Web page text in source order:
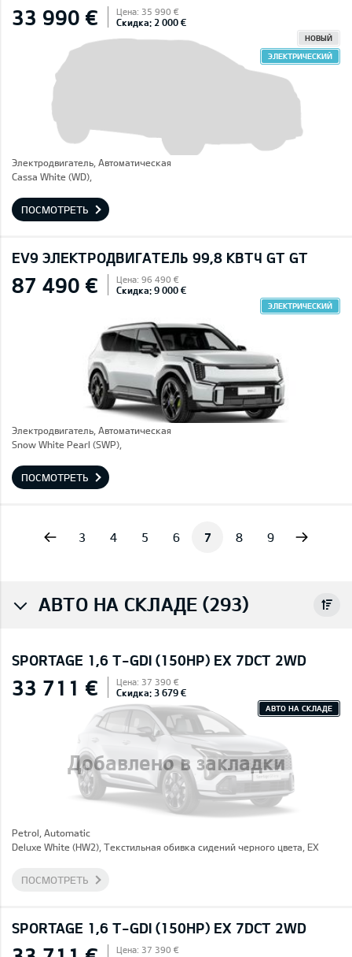
33 990 € Цена: 35 990 €
Скидка: 2 000 €
НОВЫЙ
ЭЛЕКТРИЧЕСКИЙ
Электродвигатель, Автоматическая
Cassa White (WD),
ПОСМОТРЕТЬ
EV9 ЭЛЕКТРОДВИГАТЕЛЬ 99,8 КВТЧ GT GT
87 490 € Цена: 96 490 €
Скидка: 9 000 €
ЭЛЕКТРИЧЕСКИЙ
Электродвигатель, Автоматическая
Snow White Pearl (SWP),
ПОСМОТРЕТЬ
3 4 5 6 7 8 9
АВТО НА СКЛАДЕ (293)
SPORTAGE 1,6 T-GDI (150HP) EX 7DCT 2WD
Добавлено в закладки
33 711 € Цена: 37 390 €
Скидка: 3 679 €
АВТО НА СКЛАДЕ
Petrol, Automatic
Deluxe White (HW2), Текстильная обивка сидений черного цвета, EX
ПОСМОТРЕТЬ
SPORTAGE 1,6 T-GDI (150HP) EX 7DCT 2WD
Цена: 37 390 €